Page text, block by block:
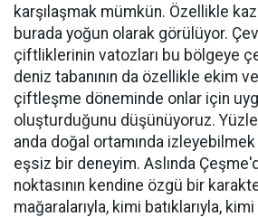
karşılaşmak mümkün. Özellikle
burada yoğun olarak görülüyor.
çiftliklerinin vatozları bu bölgeye
deniz tabanının da özellikle ekim
çiftleşme döneminde onlar için
oluşturduğunu düşünüyoruz.
anda doğal ortamında izleyebilmek
eşsiz bir deneyim. Aslında
noktasının kendine özgü bir
mağaralarıyla, kimi batıklarıyla,